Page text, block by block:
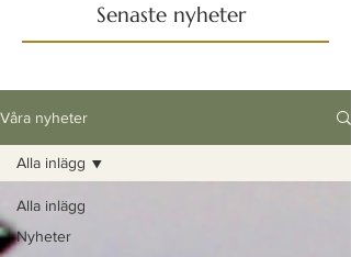
Senaste nyheter
Våra nyheter
Alla inlägg
Nyheter
Alla inlägg